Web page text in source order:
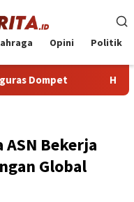
Opini Politik
HP Android
Bekerja
Global